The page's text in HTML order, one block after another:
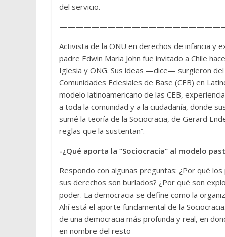
del servicio.
Activista de la ONU en derechos de infancia y
padre Edwin Maria John fue invitado a Chile
Iglesia y ONG. Sus ideas —dice— surgieron
Comunidades Eclesiales de Base (CEB) en
modelo latinoamericano de las CEB,
a toda la comunidad y a la ciudadanía, donde
sumé la teoría de la Sociocracia, de Gerard
reglas que la sustentan”.
-¿Qué aporta la “Sociocracia” al modelo
Respondo con algunas preguntas: ¿Por qué
sus derechos son burlados? ¿Por qué son
poder. La democracia se define como la
Ahí está el aporte fundamental de la
de una democracia más profunda y real, en
en nombre del resto